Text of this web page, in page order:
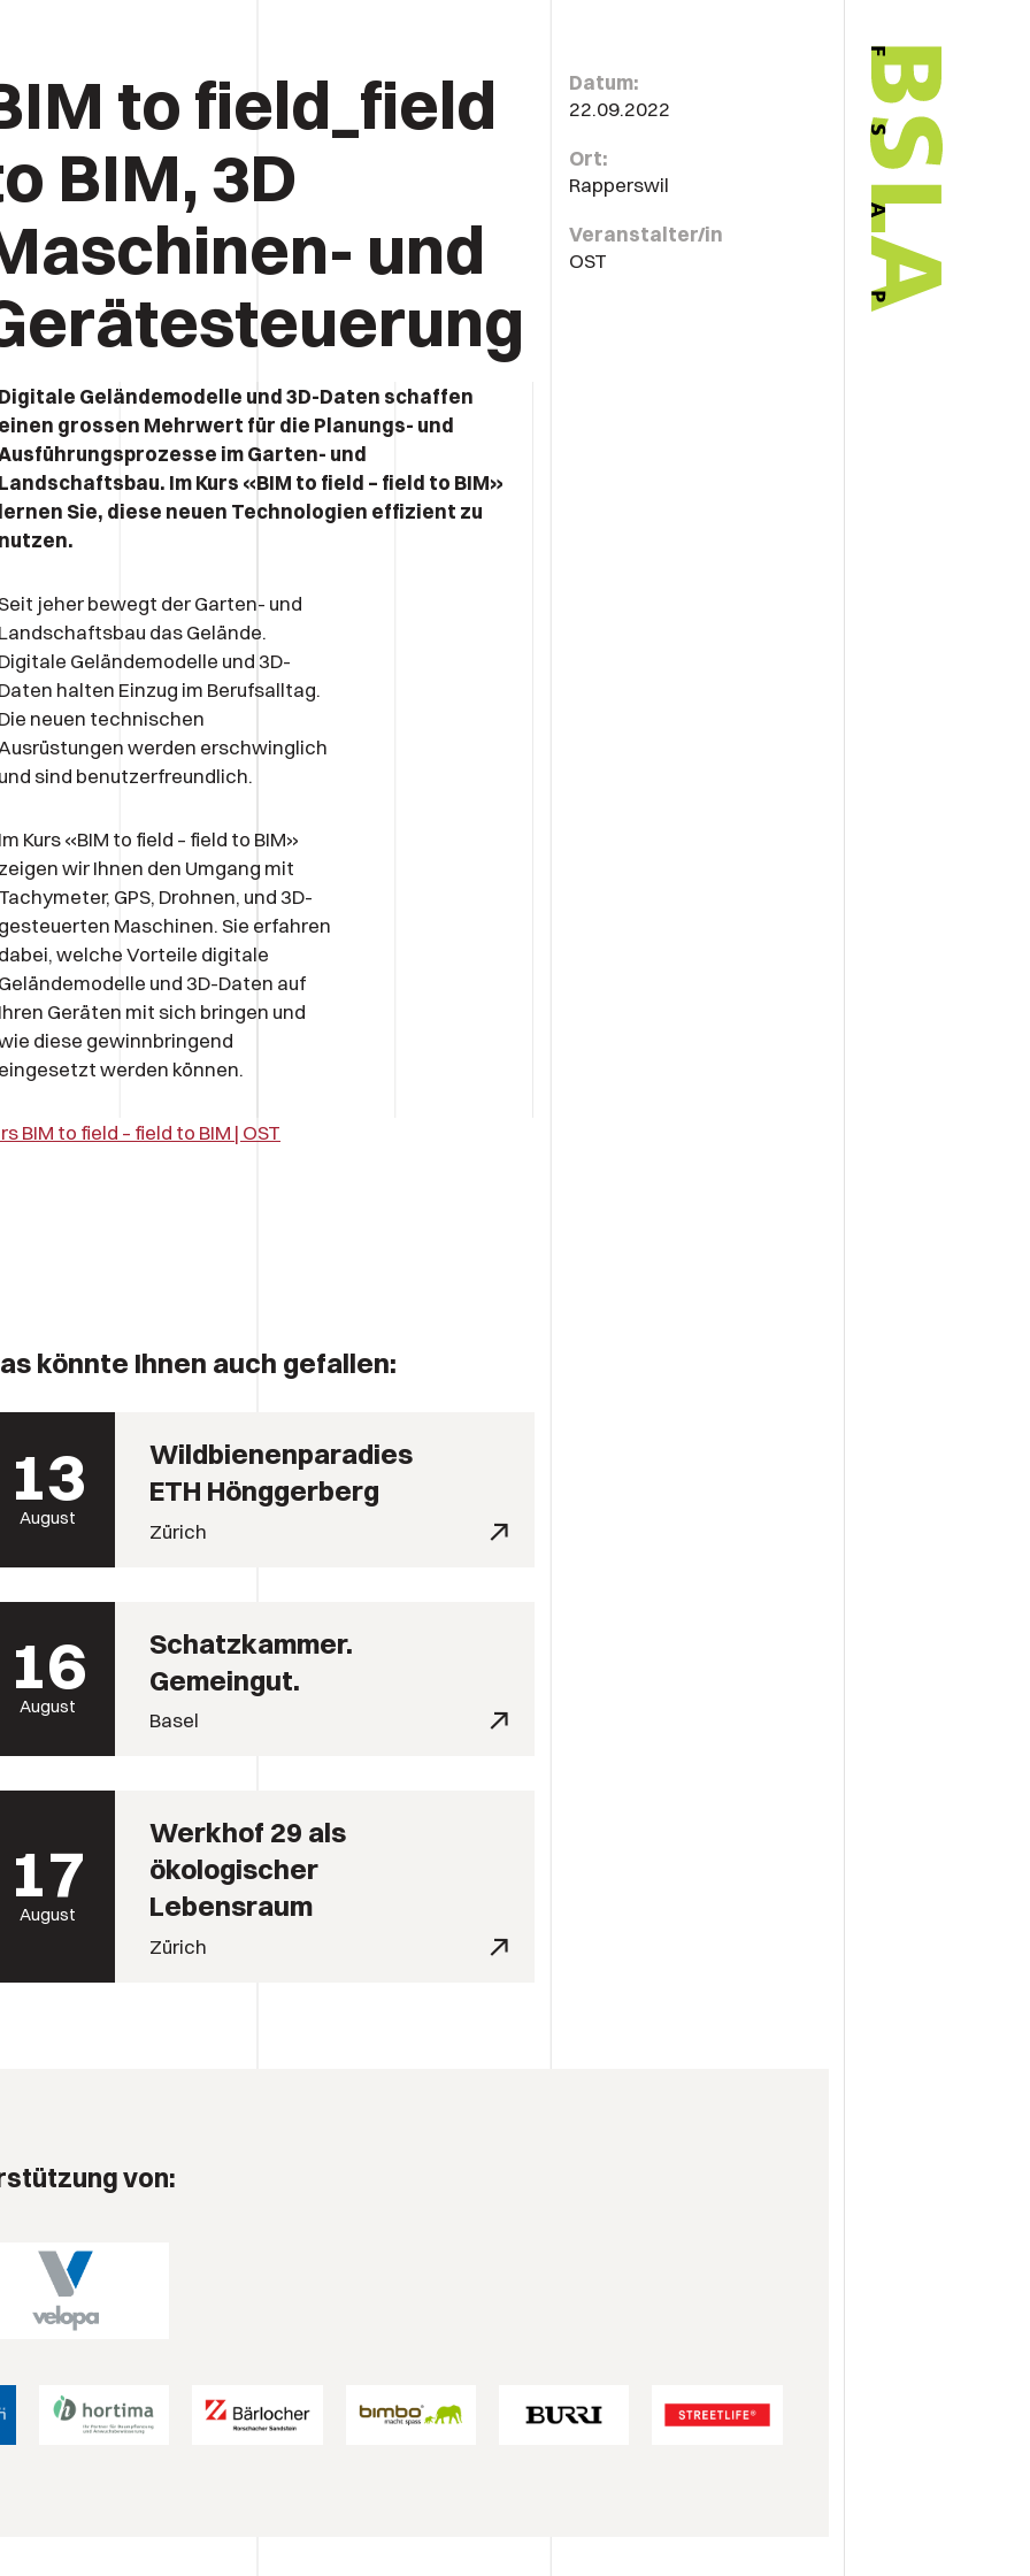
to field_field
BIM, 3D
und
Geländemodelle und 3D-Daten schaffen
grossen Mehrwert für die Planungs- und
im Garten- und
Im Kurs «BIM to field – field to BIM»
Sie, diese neuen Technologien effizient zu
jeher bewegt der Garten- und
das Gelände.
Geländemodelle und 3D-
halten Einzug im Berufsalltag.
neuen technischen
werden erschwinglich
sind benutzerfreundlich.
Kurs «BIM to field – field to BIM»
wir Ihnen den Umgang mit
GPS, Drohnen, und 3D-
Maschinen. Sie erfahren
welche Vorteile digitale
und 3D-Daten auf
Geräten mit sich bringen und
diese gewinnbringend
werden können.
BIM to field – field to BIM | OST
könnte Ihnen auch gefallen:
13
August
Wildbienenparadies
ETH Hönggerberg
Zürich
16
August
Schatzkammer.
Gemeingut.
Basel
17
August
Werkhof 29 als
ökologischer
Lebensraum
Zürich
Datum:
22.09.2022
Ort:
Rapperswil
Veranstalter/in
OST
von: